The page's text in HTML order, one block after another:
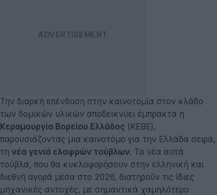
Την διαρκή επένδυση στην καινοτομία στον κλάδο
των δομικών υλικών αποδεικνύει έμπρακτα η
Κεραμουργία Βορείου Ελλάδος (ΚΕΒΕ),
παρουσιάζοντας μια καινοτόμο για την Ελλάδα σειρά,
τη νέα γενιά ελαφρών τούβλων. Τα νέα αυτά
τούβλα, που θα κυκλοφορήσουν στην ελληνική και
διεθνή αγορά μέσα στο 2026, διατηρούν τις ίδιες
μηχανικές αντοχές, με σημαντικά χαμηλότερο